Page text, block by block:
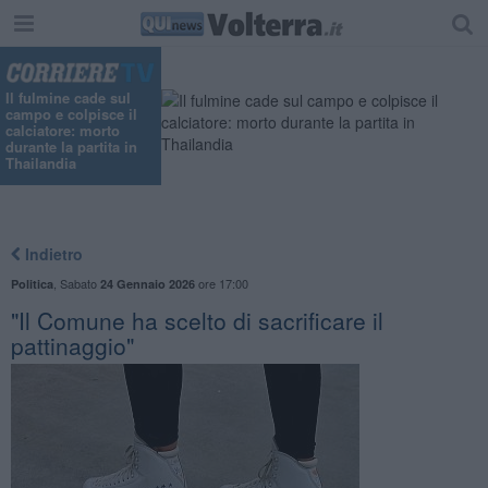
Il fulmine cade sul
campo e colpisce il
calciatore: morto
durante la partita in
Thailandia
Indietro
Politica Sabato 24 Gennaio 2026ore 17:00
"Il Comune ha scelto di sacrificare il
pattinaggio"